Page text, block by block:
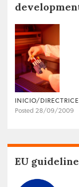
INICIO/
Posted 28/09/2009
EU